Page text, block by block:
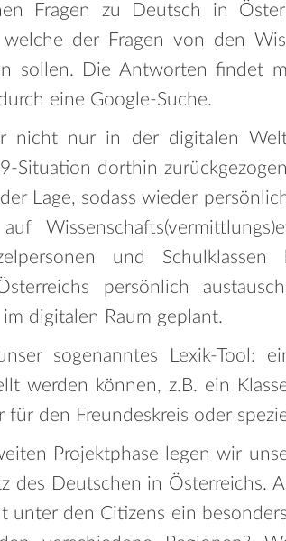
Fragen zu Deutsch in
der Fragen von den
sollen. Die Antworten findet
eine Google-Suche.
nicht nur in der digitalen
Situation dorthin
Lage, sodass wieder
und
persönlich
digitalen Raum geplant.
sogenanntes Lexik-Tool:
werden können, z.B. ein
den Freundeskreis oder
Projektphase legen wir
des Deutschen in Österreichs.
unter den Citizens ein